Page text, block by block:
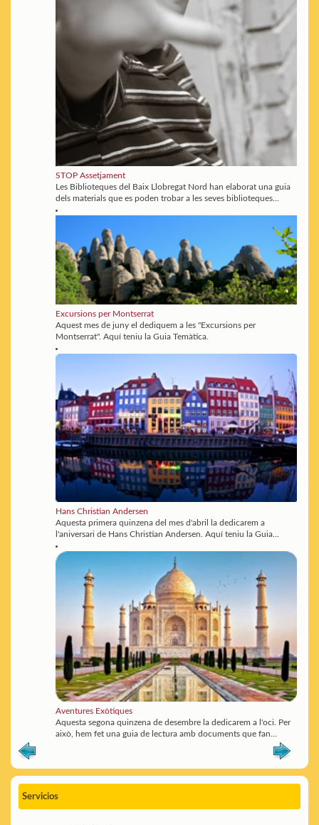
STOP Assetjament
Les Biblioteques del Baix Llobregat Nord han elaborat una guia
dels materials que es poden trobar a les seves biblioteques...
Excursions per Montserrat
Aquest mes de juny el dediquem a les "Excursions per
Montserrat". Aquí teniu la Guia Temàtica.
Hans Christian Andersen
Aquesta primera quinzena del mes d'abril la dedicarem a
l'aniversari de Hans Christian Andersen. Aquí teniu la Guia...
Aventures Exòtiques
Aquesta segona quinzena de desembre la dedicarem a l'oci. Per
això, hem fet una guia de lectura amb documents que fan...
Servicios